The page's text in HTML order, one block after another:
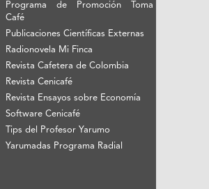
Programa de Promoción Toma
Café
Publicaciones Científicas Externas
Radionovela Mi Finca
Revista Cafetera de Colombia
Revista Cenicafé
Revista Ensayos sobre Economía
Software Cenicafé
Tips del Profesor Yarumo
Yarumadas Programa Radial